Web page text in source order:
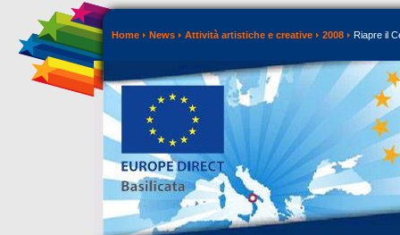
Home News Attività artistiche e creative 2008 Riapre il